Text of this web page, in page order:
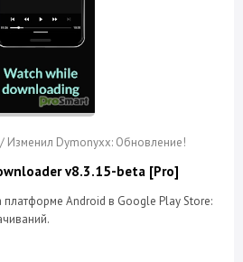
/ Изменил Dymonyxx: Обновление!
v8.3.15-beta [Pro]
платформе Android в Google Play Store: